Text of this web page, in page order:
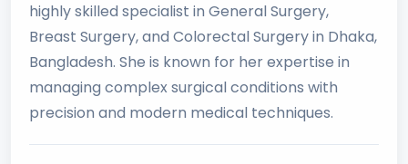
highly skilled specialist in General Surgery,
Breast Surgery, and Colorectal Surgery in Dhaka,
Bangladesh. She is known for her expertise in
managing complex surgical conditions with
precision and modern medical techniques.